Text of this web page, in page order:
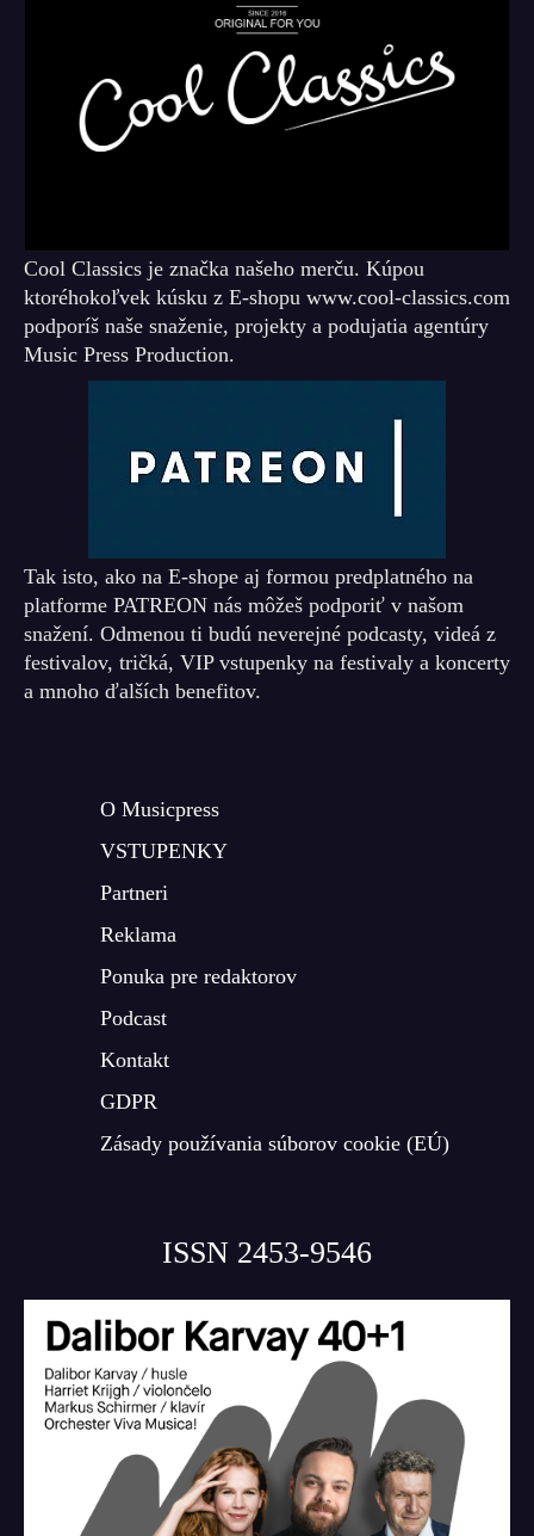
Cool Classics je značka našeho merču. Kúpou
ktoréhokoľvek kúsku z E-shopu www.cool-classics.com
podporíš naše snaženie, projekty a podujatia agentúry
Music Press Production.
Tak isto, ako na E-shope aj formou predplatného na
platforme PATREON nás môžeš podporiť v našom
snažení. Odmenou ti budú neverejné podcasty, videá z
festivalov, tričká, VIP vstupenky na festivaly a koncerty
a mnoho ďalších benefitov.
O Musicpress
VSTUPENKY
Partneri
Reklama
Ponuka pre redaktorov
Podcast
Kontakt
GDPR
Zásady používania súborov cookie (EÚ)
ISSN 2453-9546